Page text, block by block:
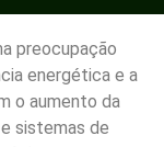
preocupação
energética e a
o aumento da
sistemas de